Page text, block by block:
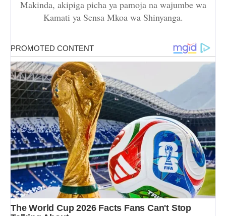
Makinda, akipiga picha ya pamoja na wajumbe wa
Kamati ya Sensa Mkoa wa Shinyanga.